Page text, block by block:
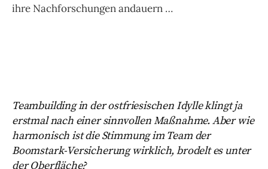
ihre Nachforschungen andauern …
Teambuilding in der ostfriesischen Idylle klingt ja
erstmal nach einer sinnvollen Maßnahme. Aber wie
harmonisch ist die Stimmung im Team der
Boomstark-Versicherung wirklich, brodelt es unter
der Oberfläche?